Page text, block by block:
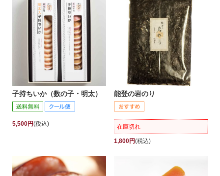
子持ちいか（数の子・明太）
5,500円(税込)
能登の岩のり
在庫切れ
1,800円(税込)